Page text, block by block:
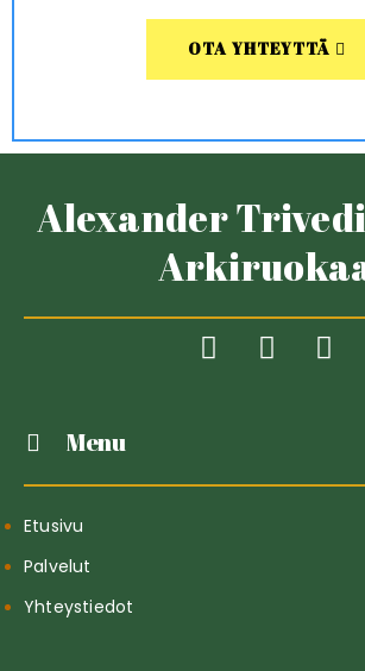
OTA YHTEYTTÄ
Alexander
Menu
Etusivu
Palvelut
Yhteystiedot